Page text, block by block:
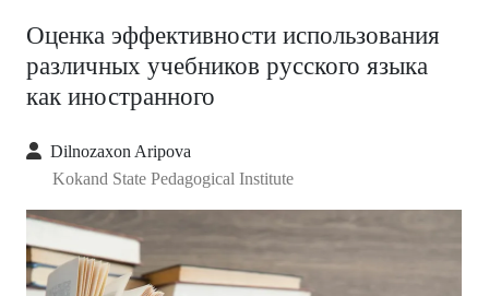
Оценка эффективности использования
различных учебников русского языка
как иностранного
Dilnozaxon Aripova
Kokand State Pedagogical Institute